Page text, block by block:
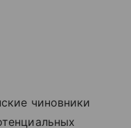
чиновники